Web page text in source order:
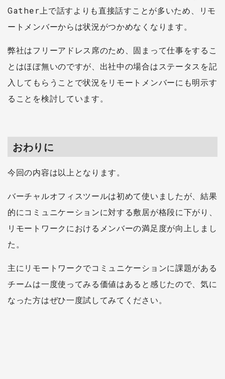
Gather上で話すよりも直接話すことが多いため、リモ
ートメンバーからは状況がつかめなくなります。
弊社はフリーアドレス席のため、固まって仕事をするこ
とはほぼ無いのですが、出社中の場合はステータスを記
入してもらうことで状況をリモートメンバーにも明示す
ることを検討しています。
おわりに
今回の内容は以上となります。
バーチャルオフィスツールは初めて使いましたが、結果
的にコミュニケーションに対する敷居が格段に下がり、
リモートワークにおけるメンバーの満足度が向上しまし
た。
主にリモートワークでコミュニケーションに課題がある
チームは一度使ってみる価値はあると感じたので、気に
なった方はぜひ一度試してみてください。